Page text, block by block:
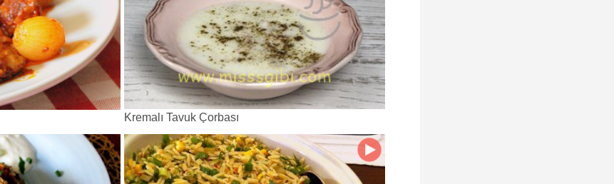
Kremalı Tavuk Çorbası